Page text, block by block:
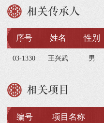
相关传承人
序号 姓名 性别
03-1330 王兴武 男
相关项目
编号 项目名称